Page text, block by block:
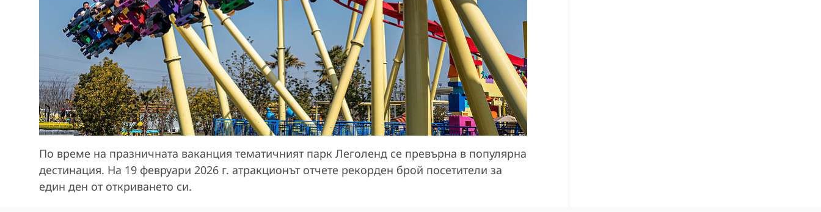
По време на празничната ваканция тематичният парк Леголенд се превърна в популярна
дестинация. На 19 февруари 2026 г. атракционът отчете рекорден брой посетители за
един ден от откриването си.